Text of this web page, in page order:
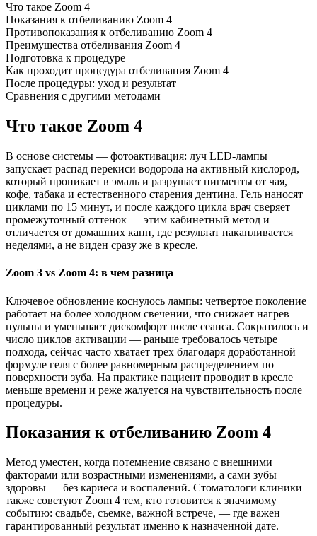
Что такое Zoom 4
Показания к отбеливанию Zoom 4
Противопоказания к отбеливанию Zoom 4
Преимущества отбеливания Zoom 4
Подготовка к процедуре
Как проходит процедура отбеливания Zoom 4
После процедуры: уход и результат
Сравнения с другими методами
Что такое Zoom 4
В основе системы — фотоактивация: луч LED-лампы
запускает распад перекиси водорода на активный кислород,
который проникает в эмаль и разрушает пигменты от чая,
кофе, табака и естественного старения дентина. Гель наносят
циклами по 15 минут, и после каждого цикла врач сверяет
промежуточный оттенок — этим кабинетный метод и
отличается от домашних капп, где результат накапливается
неделями, а не виден сразу же в кресле.
Zoom 3 vs Zoom 4: в чем разница
Ключевое обновление коснулось лампы: четвертое поколение
работает на более холодном свечении, что снижает нагрев
пульпы и уменьшает дискомфорт после сеанса. Сократилось и
число циклов активации — раньше требовалось четыре
подхода, сейчас часто хватает трех благодаря доработанной
формуле геля с более равномерным распределением по
поверхности зуба. На практике пациент проводит в кресле
меньше времени и реже жалуется на чувствительность после
процедуры.
Показания к отбеливанию Zoom 4
Метод уместен, когда потемнение связано с внешними
факторами или возрастными изменениями, а сами зубы
здоровы — без кариеса и воспалений. Стоматологи клиники
также советуют Zoom 4 тем, кто готовится к значимому
событию: свадьбе, съемке, важной встрече, — где важен
гарантированный результат именно к назначенной дате.